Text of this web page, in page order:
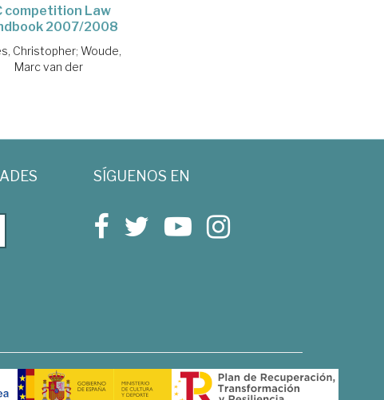
competition Law
2007/2008
Christopher; Woude,
Marc van der
SÍGUENOS EN